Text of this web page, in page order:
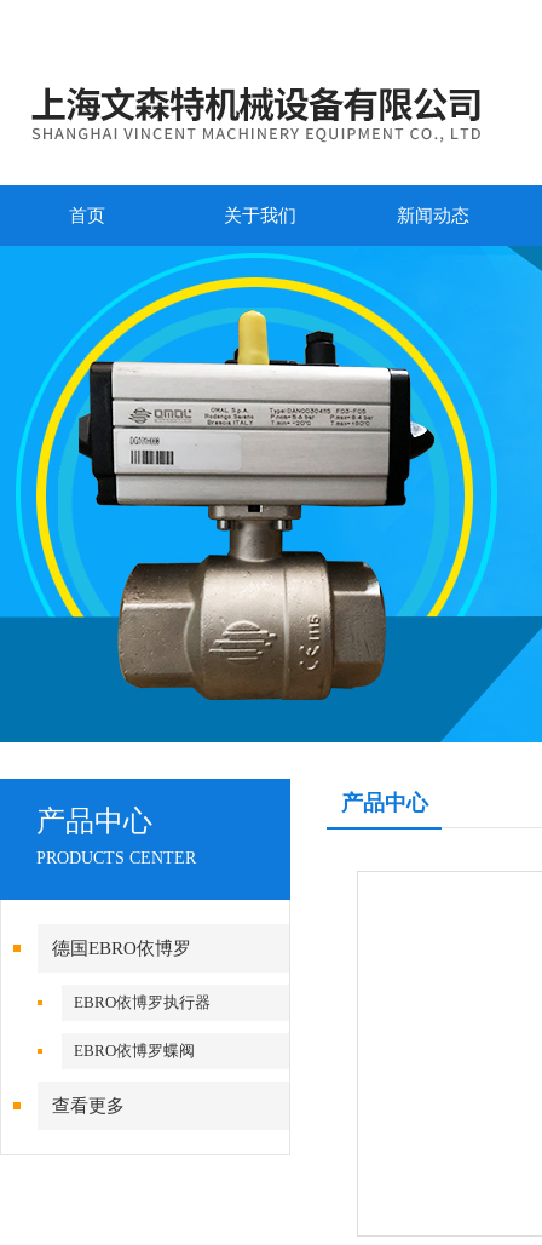
首页 关于我们 新闻动态
产品中心
PRODUCTS CENTER
德国EBRO依博罗
EBRO依博罗执行器
EBRO依博罗蝶阀
查看更多
产品中心